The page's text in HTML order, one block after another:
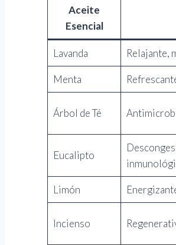
Aceite
Esencial
Lavanda Relajante,
Menta
Árbol de Té
Eucalipto
Limón
Incienso